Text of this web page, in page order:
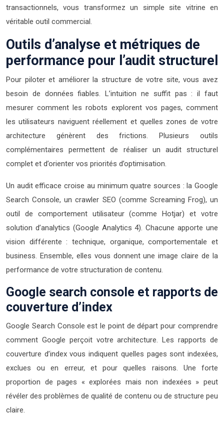
transactionnels, vous transformez un simple site vitrine en
véritable outil commercial.
Outils d’analyse et métriques de
performance pour l’audit structurel
Pour piloter et améliorer la structure de votre site, vous avez
besoin de données fiables. L’intuition ne suffit pas : il faut
mesurer comment les robots explorent vos pages, comment
les utilisateurs naviguent réellement et quelles zones de votre
architecture génèrent des frictions. Plusieurs outils
complémentaires permettent de réaliser un audit structurel
complet et d’orienter vos priorités d’optimisation.
Un audit efficace croise au minimum quatre sources : la Google
Search Console, un crawler SEO (comme Screaming Frog), un
outil de comportement utilisateur (comme Hotjar) et votre
solution d’analytics (Google Analytics 4). Chacune apporte une
vision différente : technique, organique, comportementale et
business. Ensemble, elles vous donnent une image claire de la
performance de votre structuration de contenu.
Google search console et rapports de
couverture d’index
Google Search Console est le point de départ pour comprendre
comment Google perçoit votre architecture. Les rapports de
couverture d’index vous indiquent quelles pages sont indexées,
exclues ou en erreur, et pour quelles raisons. Une forte
proportion de pages « explorées mais non indexées » peut
révéler des problèmes de qualité de contenu ou de structure peu
claire.